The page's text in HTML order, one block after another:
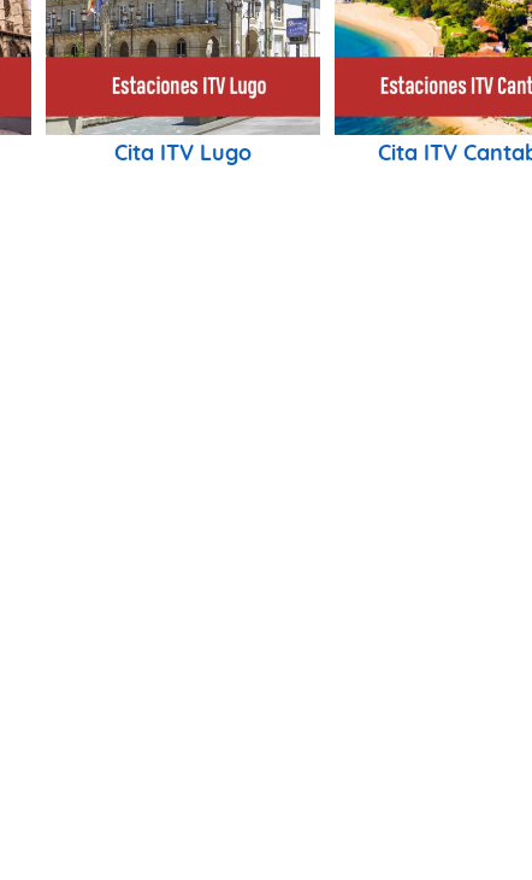
Cita ITV Lugo Cita ITV